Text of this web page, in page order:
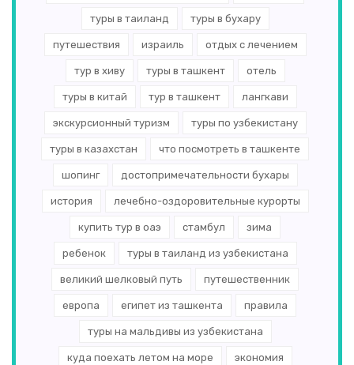
туры в таиланд туры в бухару
путешествия израиль отдых с лечением
тур в хиву туры в ташкент отель
туры в китай тур в ташкент лангкави
экскурсионный туризм туры по узбекистану
туры в казахстан что посмотреть в ташкенте
шопинг достопримечательности бухары
история лечебно-оздоровительные курорты
купить тур в оаэ стамбул зима
ребенок туры в таиланд из узбекистана
великий шелковый путь путешественник
европа египет из ташкента правила
туры на мальдивы из узбекистана
куда поехать летом на море экономия